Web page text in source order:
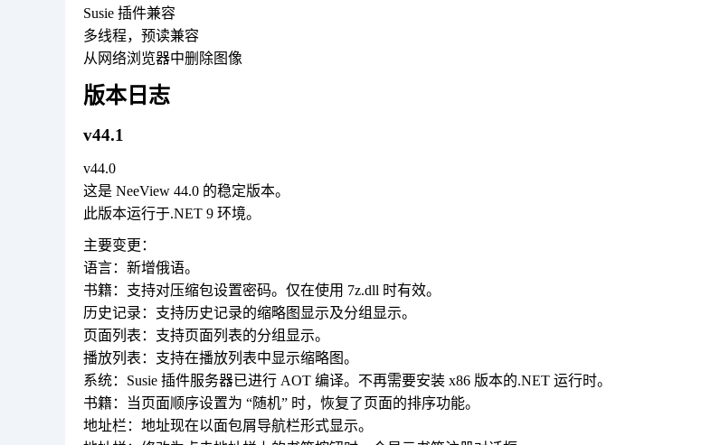
Susie 插件兼容
多线程，预读兼容
从网络浏览器中删除图像
版本日志
v44.1
v44.0
这是 NeeView 44.0 的稳定版本。
此版本运行于.NET 9 环境。
主要变更：
语言：新增俄语。
书籍：支持对压缩包设置密码。仅在使用 7z.dll 时有效。
历史记录：支持历史记录的缩略图显示及分组显示。
页面列表：支持页面列表的分组显示。
播放列表：支持在播放列表中显示缩略图。
系统：Susie 插件服务器已进行 AOT 编译。不再需要安装 x86 版本的.NET 运行时。
书籍：当页面顺序设置为 “随机” 时，恢复了页面的排序功能。
地址栏：地址现在以面包屑导航栏形式显示。